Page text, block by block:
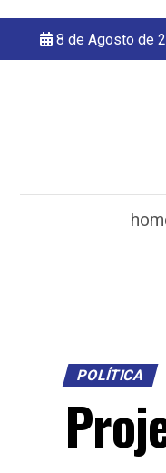
8 de Agosto de
POLÍTICA